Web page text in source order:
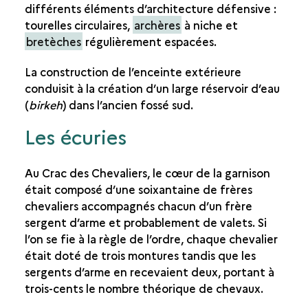
différents éléments d’architecture défensive :
tourelles circulaires, archères à niche et
bretèches régulièrement espacées.
La construction de l’enceinte extérieure
conduisit à la création d’un large réservoir d’eau
(birkeh) dans l’ancien fossé sud.
Les écuries
Au Crac des Chevaliers, le cœur de la garnison
était composé d’une soixantaine de frères
chevaliers accompagnés chacun d’un frère
sergent d’arme et probablement de valets. Si
l’on se fie à la règle de l’ordre, chaque chevalier
était doté de trois montures tandis que les
sergents d’arme en recevaient deux, portant à
trois-cents le nombre théorique de chevaux.